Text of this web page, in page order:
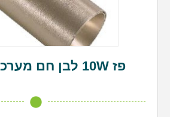
פז 10W לבן חם מערכת אלמנט